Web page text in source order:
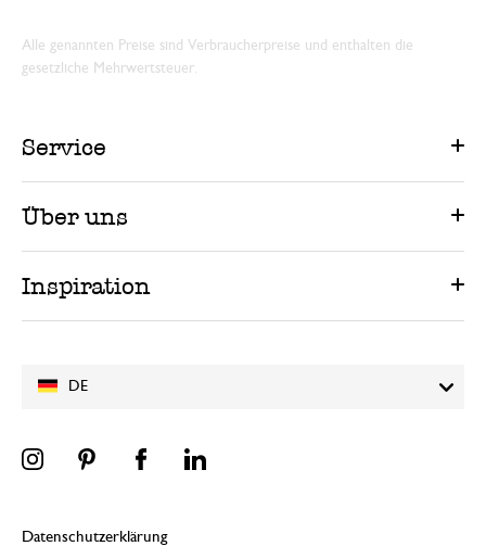
DE
Alle genannten Preise sind Verbraucherpreise und enthalten die
gesetzliche Mehrwertsteuer.
Service
Über uns
Inspiration
Datenschutzerklärung